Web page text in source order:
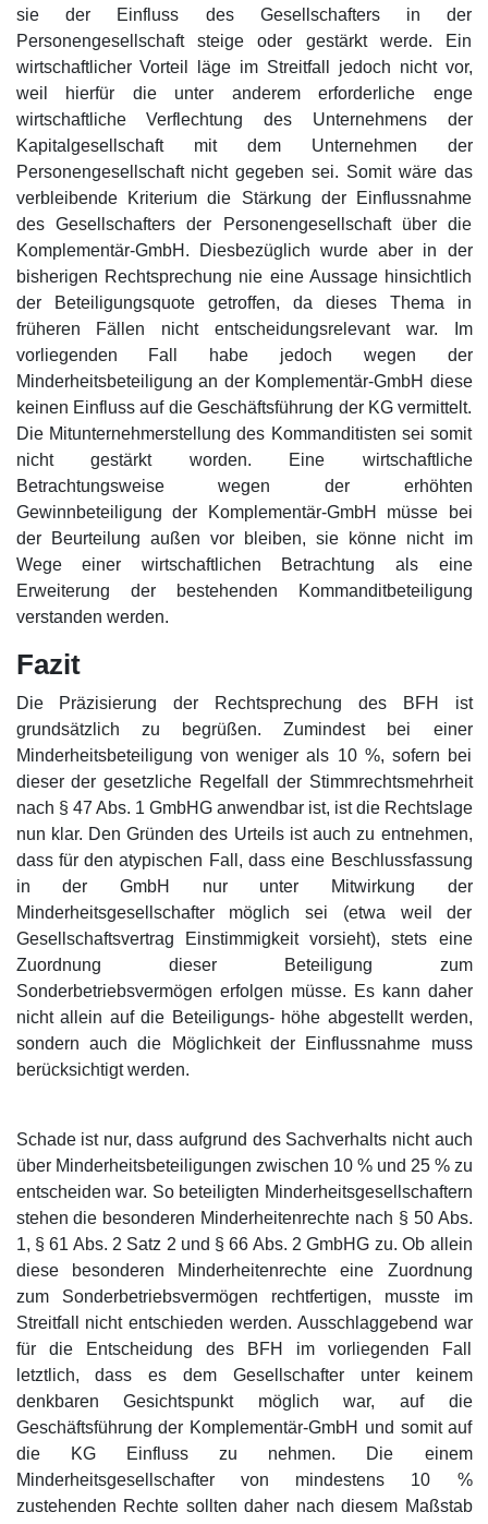
sie der Einfluss des Gesellschafters in der
Personengesellschaft steige oder gestärkt werde. Ein
wirtschaftlicher Vorteil läge im Streitfall jedoch nicht vor,
weil hierfür die unter anderem erforderliche enge
wirtschaftliche Verflechtung des Unternehmens der
Kapitalgesellschaft mit dem Unternehmen der
Personengesellschaft nicht gegeben sei. Somit wäre das
verbleibende Kriterium die Stärkung der Einflussnahme
des Gesellschafters der Personengesellschaft über die
Komplementär-GmbH. Diesbezüglich wurde aber in der
bisherigen Rechtsprechung nie eine Aussage hinsichtlich
der Beteiligungsquote getroffen, da dieses Thema in
früheren Fällen nicht entscheidungsrelevant war. Im
vorliegenden Fall habe jedoch wegen der
Minderheitsbeteiligung an der Komplementär-GmbH diese
keinen Einfluss auf die Geschäftsführung der KG vermittelt.
Die Mitunternehmerstellung des Kommanditisten sei somit
nicht gestärkt worden. Eine wirtschaftliche
Betrachtungsweise wegen der erhöhten
Gewinnbeteiligung der Komplementär-GmbH müsse bei
der Beurteilung außen vor bleiben, sie könne nicht im
Wege einer wirtschaftlichen Betrachtung als eine
Erweiterung der bestehenden Kommanditbeteiligung
verstanden werden.
Fazit
Die Präzisierung der Rechtsprechung des BFH ist
grundsätzlich zu begrüßen. Zumindest bei einer
Minderheitsbeteiligung von weniger als 10 %, sofern bei
dieser der gesetzliche Regelfall der Stimmrechtsmehrheit
nach § 47 Abs. 1 GmbHG anwendbar ist, ist die Rechtslage
nun klar. Den Gründen des Urteils ist auch zu entnehmen,
dass für den atypischen Fall, dass eine Beschlussfassung
in der GmbH nur unter Mitwirkung der
Minderheitsgesellschafter möglich sei (etwa weil der
Gesellschaftsvertrag Einstimmigkeit vorsieht), stets eine
Zuordnung dieser Beteiligung zum
Sonderbetriebsvermögen erfolgen müsse. Es kann daher
nicht allein auf die Beteiligungs- höhe abgestellt werden,
sondern auch die Möglichkeit der Einflussnahme muss
berücksichtigt werden.
Schade ist nur, dass aufgrund des Sachverhalts nicht auch
über Minderheitsbeteiligungen zwischen 10 % und 25 % zu
entscheiden war. So beteiligten Minderheitsgesellschaftern
stehen die besonderen Minderheitenrechte nach § 50 Abs.
1, § 61 Abs. 2 Satz 2 und § 66 Abs. 2 GmbHG zu. Ob allein
diese besonderen Minderheitenrechte eine Zuordnung
zum Sonderbetriebsvermögen rechtfertigen, musste im
Streitfall nicht entschieden werden. Ausschlaggebend war
für die Entscheidung des BFH im vorliegenden Fall
letztlich, dass es dem Gesellschafter unter keinem
denkbaren Gesichtspunkt möglich war, auf die
Geschäftsführung der Komplementär-GmbH und somit auf
die KG Einfluss zu nehmen. Die einem
Minderheitsgesellschafter von mindestens 10 %
zustehenden Rechte sollten daher nach diesem Maßstab